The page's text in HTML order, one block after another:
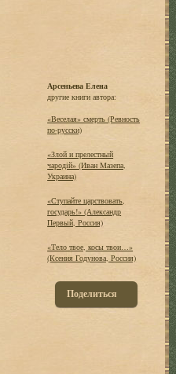
Арсеньева Елена
другие книги автора:
«Веселая» смерть (Ревность
по-русски)
«Злой и прелестный
чародiй» (Иван Мазепа,
Украина)
«Ступайте царствовать,
государь!» (Александр
Первый, Россия)
«Тело твое, косы твои…»
(Ксения Годунова, Россия)
Поделиться